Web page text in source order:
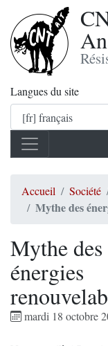
Langues du site
Accueil Société
Mythe des
Mythe des
énergies
mardi 18 octobre